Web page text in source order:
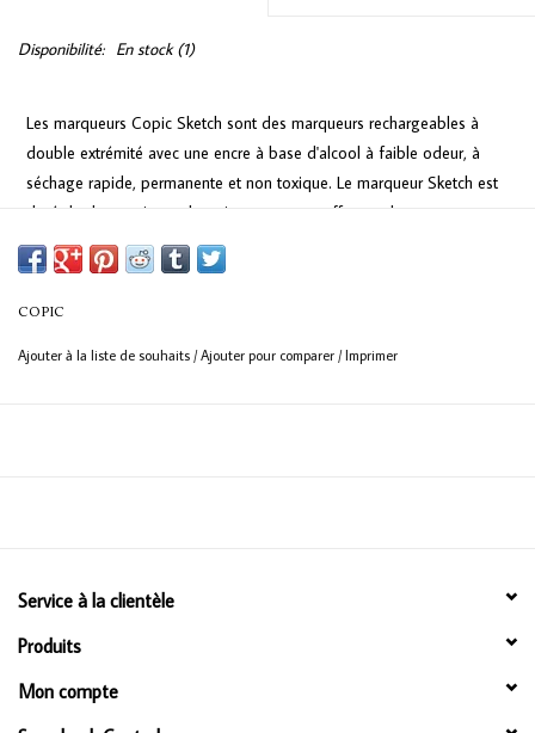
Disponibilité: En stock(1)
Les marqueurs Copic Sketch sont des marqueurs rechargeables à
double extrémité avec une encre à base d'alcool à faible odeur, à
séchage rapide, permanente et non toxique. Le marqueur Sketch est
doté de deux pointes : la pointe moyenne offre une bonne
couverture, tandis que la pointe pinceau plus fine permet un travail
plus détaillé.
COPIC
Ajouter à la liste de souhaits /Ajouter pour comparer /Imprimer
Service à la clientèle
Produits
Mon compte